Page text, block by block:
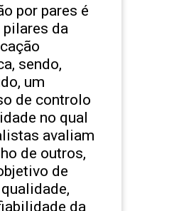
por pares é
da
sendo,
um
de controlo
no qual
avaliam
de outros,
de
da